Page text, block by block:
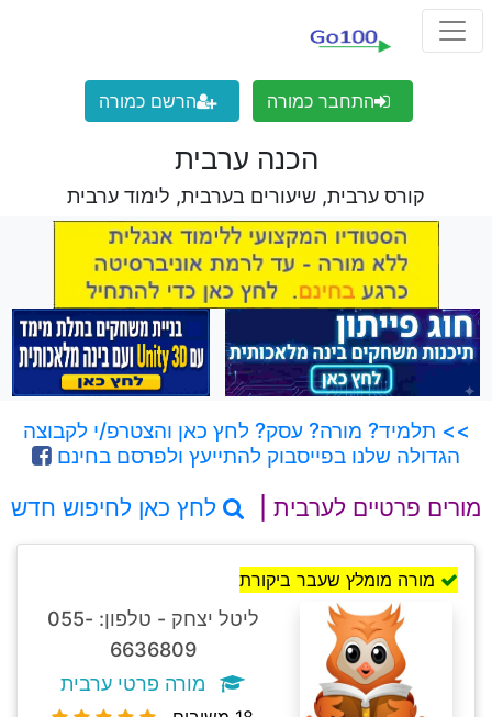
התחבר כמורה הרשם כמורה
הכנה ערבית
קורס ערבית, שיעורים בערבית, לימוד ערבית
>> תלמיד? מורה? עסק? לחץ כאן והצטרפ/י לקבוצה
הגדולה שלנו בפייסבוק להתייעץ ולפרסם בחינם
מורים פרטיים לערבית | לחץ כאן לחיפוש חדש
מורה מומלץ שעבר ביקורת
ליטל יצחק - טלפון: 055-
6636809
מורה פרטי ערבית